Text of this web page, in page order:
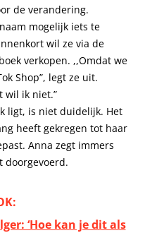
de verandering.
mogelijk iets te
wil ze via de
verkopen. ,,Omdat we
Shop”, legt ze uit.
wil ik niet.”
ligt, is niet duidelijk. Het
heeft gekregen tot haar
Anna zegt immers
doorgevoerd.
‘Hoe kan je dit als